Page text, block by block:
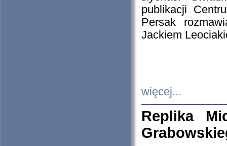
publikacji
Persak
Jackiem
więcej...
Replika